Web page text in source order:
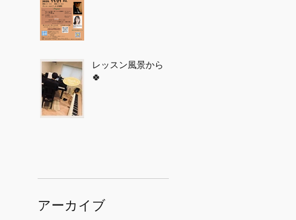
レッスン風景から
🍀
アーカイブ